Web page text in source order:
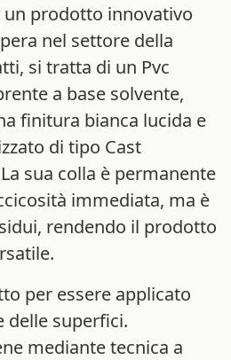
un prodotto innovativo
nel settore della
si tratta di un Pvc
a base solvente,
finitura bianca lucida e
di tipo Cast
sua colla è permanente
immediata, ma è
rendendo il prodotto
per essere applicato
delle superfici.
mediante tecnica a